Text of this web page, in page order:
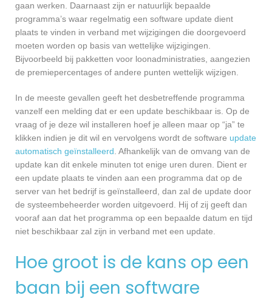
gaan werken. Daarnaast zijn er natuurlijk bepaalde
programma’s waar regelmatig een software update dient
plaats te vinden in verband met wijzigingen die doorgevoerd
moeten worden op basis van wettelijke wijzigingen.
Bijvoorbeeld bij pakketten voor loonadministraties, aangezien
de premiepercentages of andere punten wettelijk wijzigen.
In de meeste gevallen geeft het desbetreffende programma
vanzelf een melding dat er een update beschikbaar is. Op de
vraag of je deze wil installeren hoef je alleen maar op “ja” te
klikken indien je dit wil en vervolgens wordt de software update
automatisch geïnstalleerd . Afhankelijk van de omvang van de
update kan dit enkele minuten tot enige uren duren. Dient er
een update plaats te vinden aan een programma dat op de
server van het bedrijf is geïnstalleerd, dan zal de update door
de systeembeheerder worden uitgevoerd. Hij of zij geeft dan
vooraf aan dat het programma op een bepaalde datum en tijd
niet beschikbaar zal zijn in verband met een update.
Hoe groot is de kans op een
baan bij een software